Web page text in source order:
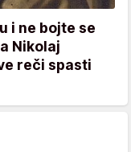
i ne bojte se
Nikolaj
reči spasti